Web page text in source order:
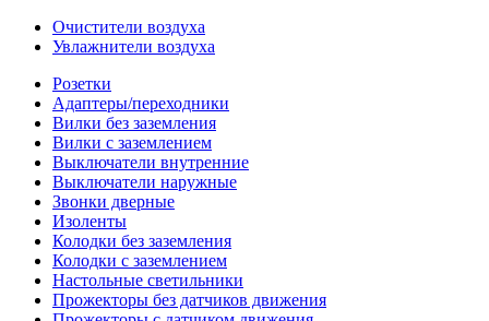
Очистители воздуха
Увлажнители воздуха
Розетки
Адаптеры/переходники
Вилки без заземления
Вилки с заземлением
Выключатели внутренние
Выключатели наружные
Звонки дверные
Изоленты
Колодки без заземления
Колодки с заземлением
Настольные светильники
Прожекторы без датчиков движения